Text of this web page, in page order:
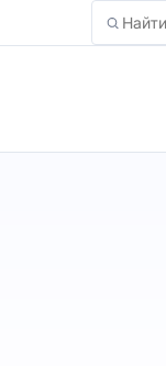
Найти